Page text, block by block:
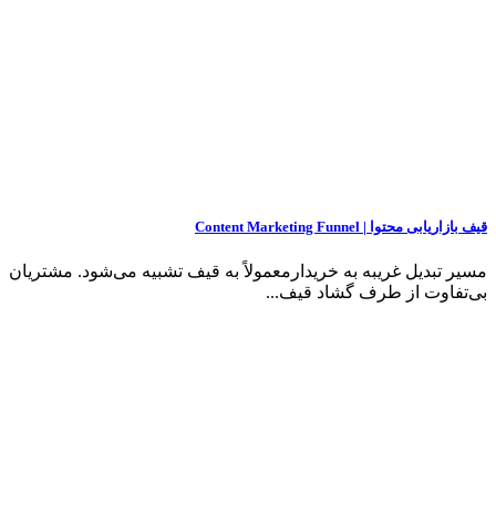
قیف بازاریابی محتوا | Content Marketing Funnel
مسیر تبدیل غریبه به خریدارمعمولاً به قیف تشبیه می‌شود. مشتریان
بی‌تفاوت از طرف گشاد قیف...